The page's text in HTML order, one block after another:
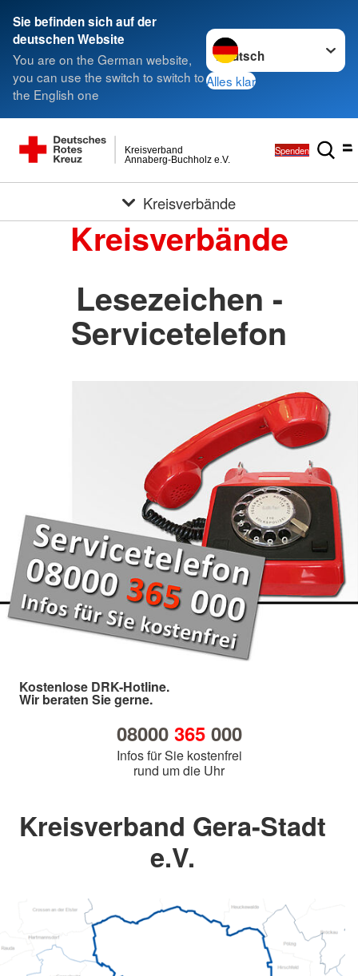
Sie befinden sich auf der
deutschen Website
You are on the German website,
you can use the switch to switch to
the English one
Sprache wechseln zu
Alles klar
Annaberg-Buchholz e.V.
Kreisverband Spenden
Kreisverbände
Kreisverbände
Lesezeichen -
Servicetelefon
Kostenlose DRK-Hotline.
Wir beraten Sie gerne.
08000 365000
Infos für Sie kostenfrei
rund um die Uhr
Kreisverband Gera-Stadt
e.V.